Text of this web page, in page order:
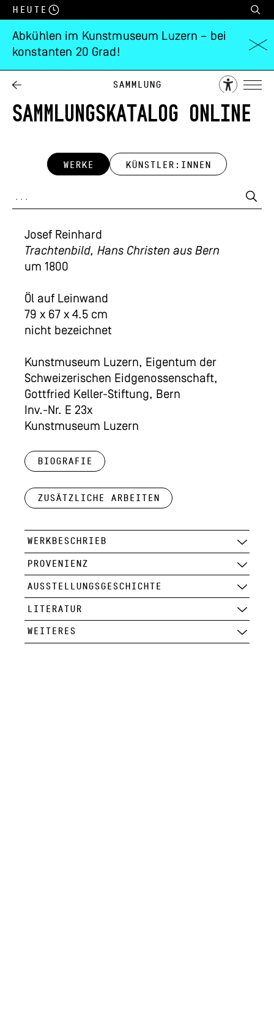
Heute
Abkühlen im Kunstmuseum Luzern – bei
konstanten 20 Grad!
Sammlung
SAMMLUNGSKATALOG ONLINE
WERKE KÜNSTLER:INNEN
Josef Reinhard
Trachtenbild, Hans Christen aus Bern
um 1800
Öl auf Leinwand
79 x 67 x 4.5 cm
nicht bezeichnet
Kunstmuseum Luzern, Eigentum der
Schweizerischen Eidgenossenschaft,
Gottfried Keller-Stiftung, Bern
Inv.-Nr. E 23x
Kunstmuseum Luzern
Biografie
Zusätzliche Arbeiten
WERKBESCHRIEB
PROVENIENZ
AUSSTELLUNGSGESCHICHTE
LITERATUR
WEITERES